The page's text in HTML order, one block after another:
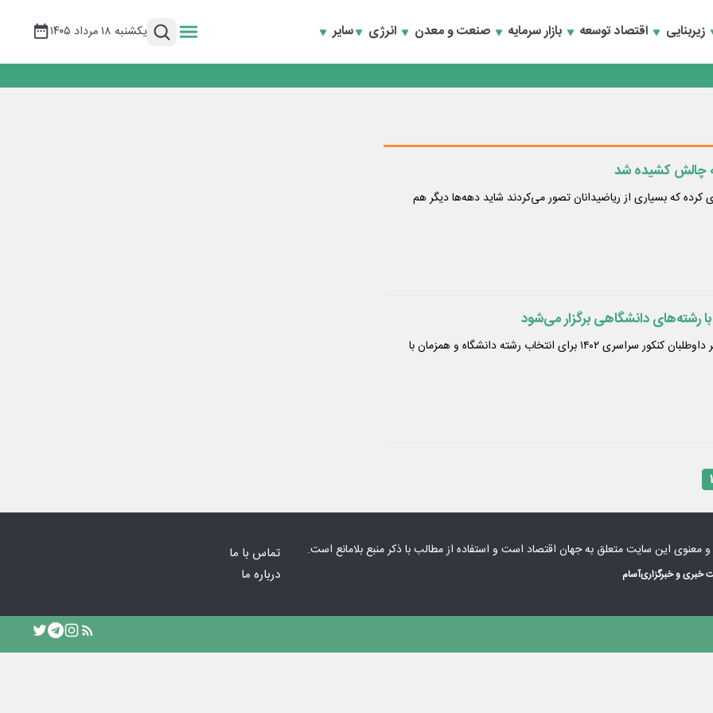
زیربنایی اقتصاد توسعه بازار سرمایه صنعت و معدن انرژی سایر یکشنبه ۱۸ مرداد ۱۴۰۵
به خصوصی‌ها
که بسیاری از ریاضیدانان تصور می‌کردند شاید دهه‌ها دیگر هم
رشته‌های دانشگاهی برگزار می‌شود
به منظور راهنمایی هر چه بهتر داوطلبان کنکور سراسری ۱۴۰۲ برای انتخاب رشته دانشگاه و همزمان با
۱
معنوی این سایت متعلق بهجهان اقتصاد است و استفاده از مطالب با ذکر منبع بلامانع است.
خبری و خبرگزاریآسام
تماس با ما
درباره ما